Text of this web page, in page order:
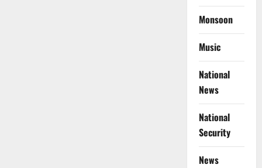
Monsoon
Music
National
News
National
Security
News